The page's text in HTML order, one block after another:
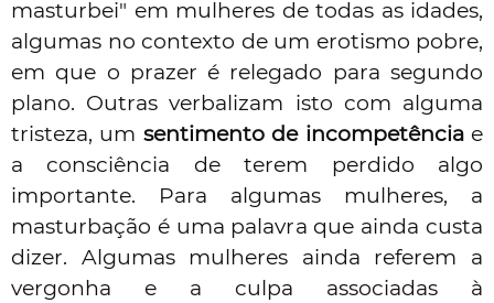
masturbei" em mulheres de todas as idades,
algumas no contexto de um erotismo pobre,
em que o prazer é relegado para segundo
plano. Outras verbalizam isto com alguma
tristeza, um sentimento de incompetênciae
a consciência de terem perdido algo
importante. Para algumas mulheres, a
masturbação é uma palavra que ainda custa
dizer. Algumas mulheres ainda referem a
vergonha e a culpa associadas à